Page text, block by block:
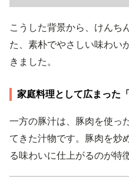
こうした背景から、けんち
た、素朴でやさしい味わい
きました。
家庭料理として広まった「
一方の豚汁は、豚肉を使っ
てきた汁物です。豚肉を炒
る味わいに仕上がるのが特